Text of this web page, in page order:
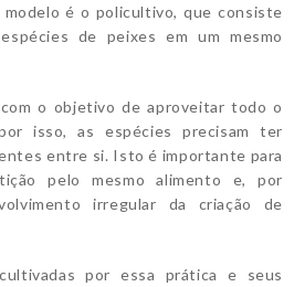
é o policultivo, que consiste
de peixes em um mesmo
o objetivo de aproveitar todo o
isso, as espécies precisam ter
entre si. Isto é importante para
pelo mesmo alimento e, por
irregular da criação de
por essa prática e seus